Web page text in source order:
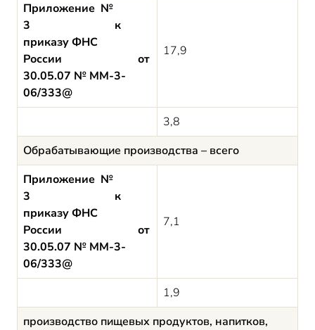
Приложение №
3 к
приказу ФНС
России от
30.05.07 № ММ-3-
06/333@
17,9
3,8
Обрабатывающие производства – всего
Приложение №
3 к
приказу ФНС
России от
30.05.07 № ММ-3-
06/333@
7,1
1,9
производство пищевых продуктов, напитков,